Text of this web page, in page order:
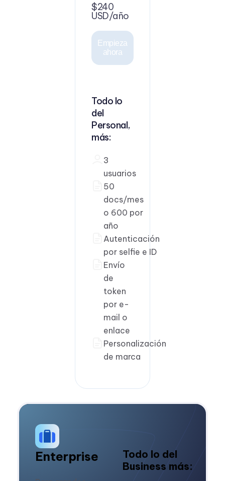
$240
USD/año
Empieza
ahora
Todo lo
del
Personal,
más:
3
usuarios
50
docs/mes
o 600 por
año
Autenticación
por selfie e ID
Envío
de
token
por e-
mail o
enlace
Personalización
de marca
Enterprise
Todo lo del
Business más: